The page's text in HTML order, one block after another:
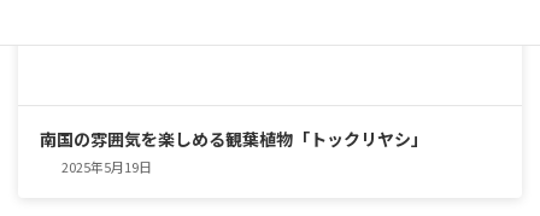
南国の雰囲気を楽しめる観葉植物「トックリヤシ」
2025年5月19日